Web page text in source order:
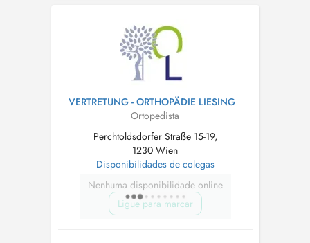
Konservative Arthrosetherapie - Spineliner
Untersuchung/...
VERTRETUNG - ORTHOPÄDIE LIESING
Ortopedista
Perchtoldsdorfer Straße 15-19,
1230 Wien
Disponibilidades de colegas
Nenhuma disponibilidade online
Ligue para marcar